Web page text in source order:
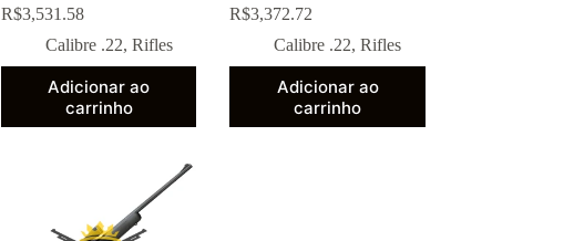
R$3,531.58
Calibre .22,Rifles
Adicionar ao
carrinho
R$3,372.72
Calibre .22,Rifles
Adicionar ao
carrinho